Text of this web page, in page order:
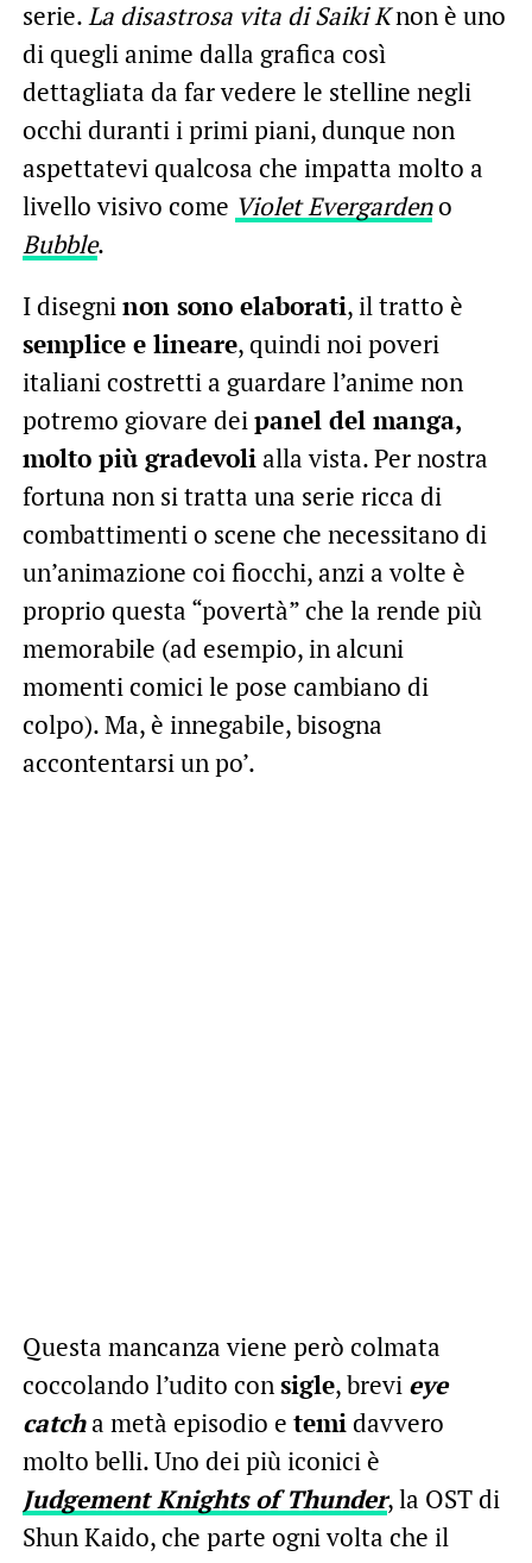
serie.La disastrosa vita di Saiki Knon è uno
di quegli anime dalla grafica così
dettagliata da far vedere le stelline negli
occhi duranti i primi piani, dunque non
aspettatevi qualcosa che impatta molto a
livello visivo come Violet Evergardeno
Bubble.
I disegninon sono elaborati, il tratto è
semplice e lineare, quindi noi poveri
italiani costretti a guardare l’anime non
potremo giovare deipanel del manga,
molto più gradevolialla vista. Per nostra
fortuna non si tratta una serie ricca di
combattimenti o scene che necessitano di
un’animazione coi fiocchi, anzi a volte è
proprio questa “povertà” che la rende più
memorabile (ad esempio, in alcuni
momenti comici le pose cambiano di
colpo). Ma, è innegabile, bisogna
accontentarsi un po’.
Questa mancanza viene però colmata
coccolando l’udito con sigle, brevi eye
catcha metà episodio e temi davvero
molto belli. Uno dei più iconici è
Judgement Knights of Thunder, la OST di
Shun Kaido, che parte ogni volta che il